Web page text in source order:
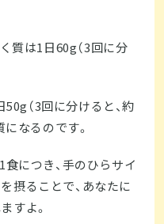
質は1日60g（3回に分
（3回に分けると、約
なるのです。
食につき、手のひらサイ
摂ることで、あなたに
すよ。